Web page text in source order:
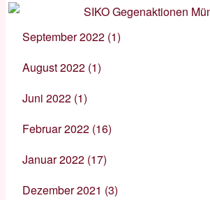
September 2022 (1)
August 2022 (1)
Juni 2022 (1)
Februar 2022 (16)
Januar 2022 (17)
Dezember 2021 (3)